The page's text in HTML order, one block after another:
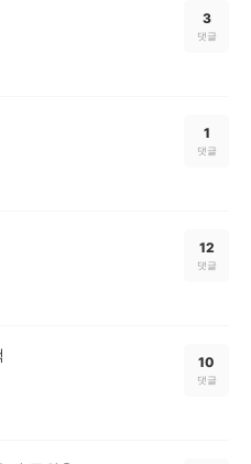
3
댓글
1
댓글
12
댓글
10
댓글